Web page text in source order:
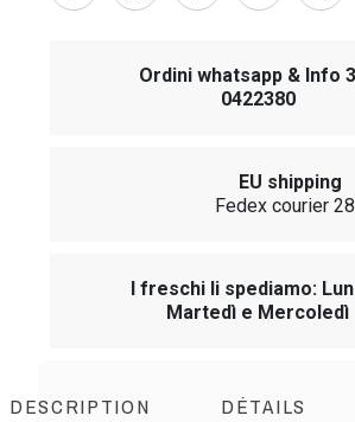
Ordini whatsapp & Info
0422380
EU shipping
Fedex courier
I freschi li spediamo:
Martedì e Mercoledì
DESCRIPTION
DÉTAILS